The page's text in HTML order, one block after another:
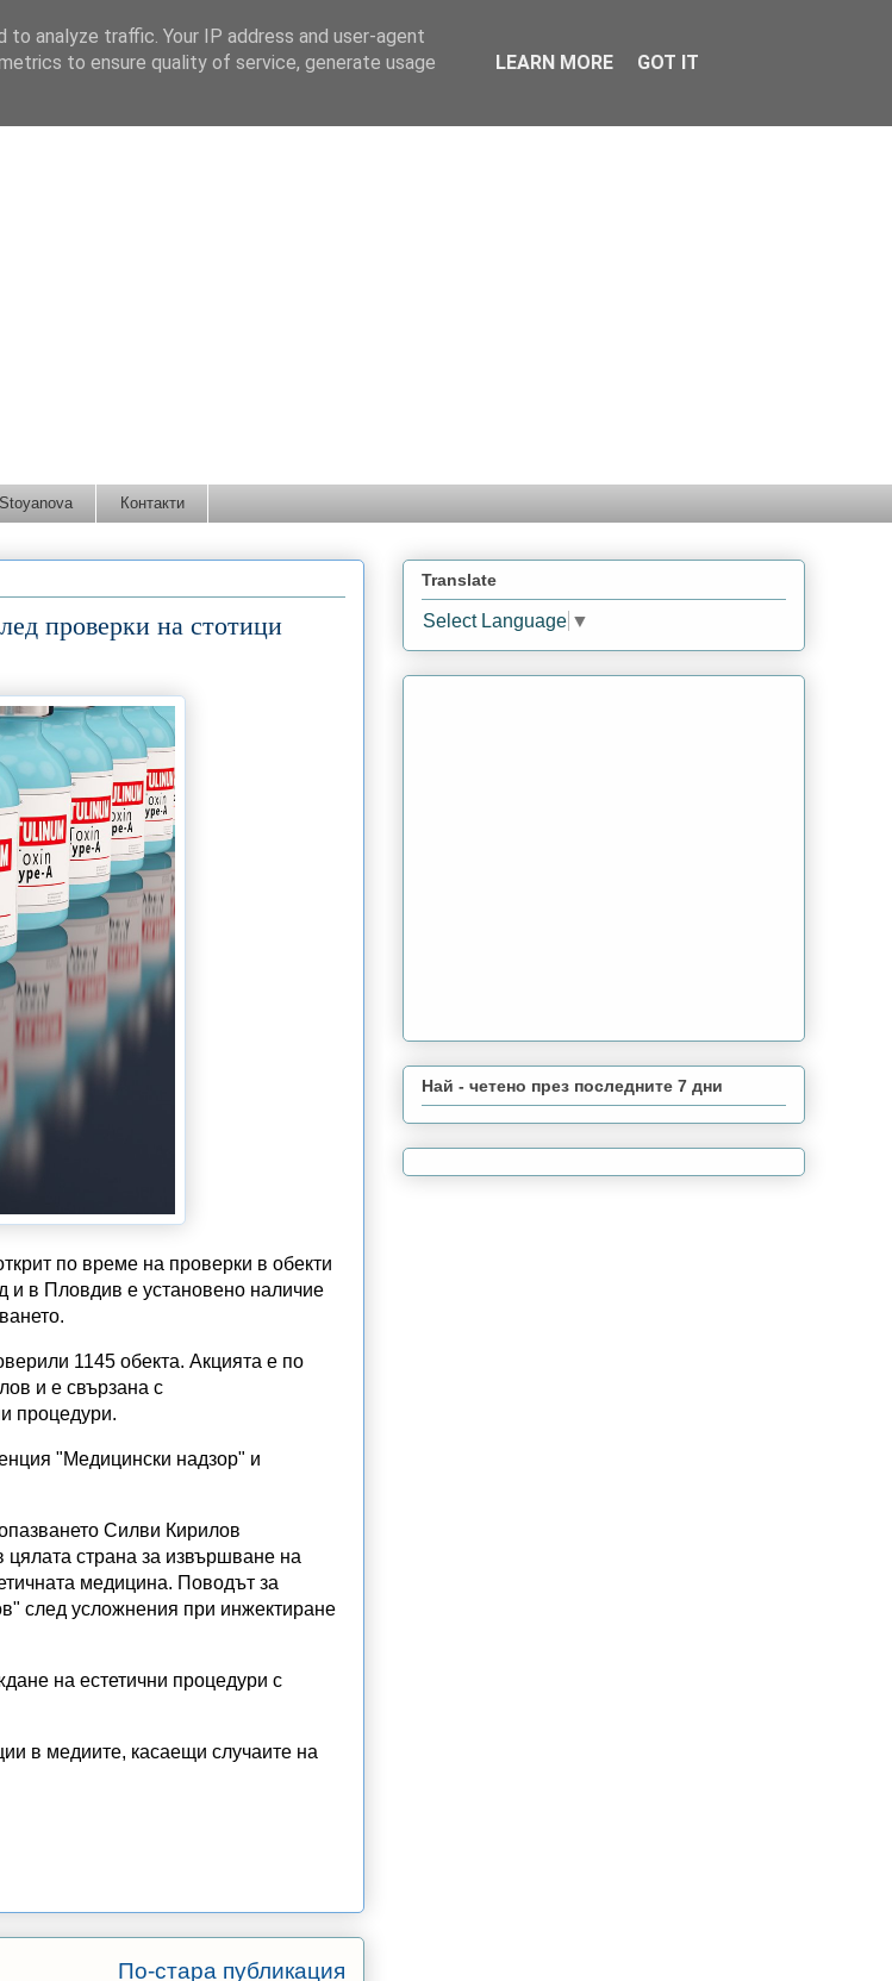
Контакти
проверки на стотици
по време на проверки в обекти
в Пловдив е установено наличие
1145 обекта. Акцията е по
и е свързана с
процедури.
"Медицински надзор" и
Силви Кирилов
цялата страна за извършване на
медицина. Поводът за
след усложнения при инжектиране
на естетични процедури с
в медиите, касаещи случаите на
По-стара публикация
Translate
Select Language ▼
Най - четено през последните 7 дни
analyze traffic. Your IP address and user-agent
to ensure quality of service, generate usage
LEARN MORE GOT IT